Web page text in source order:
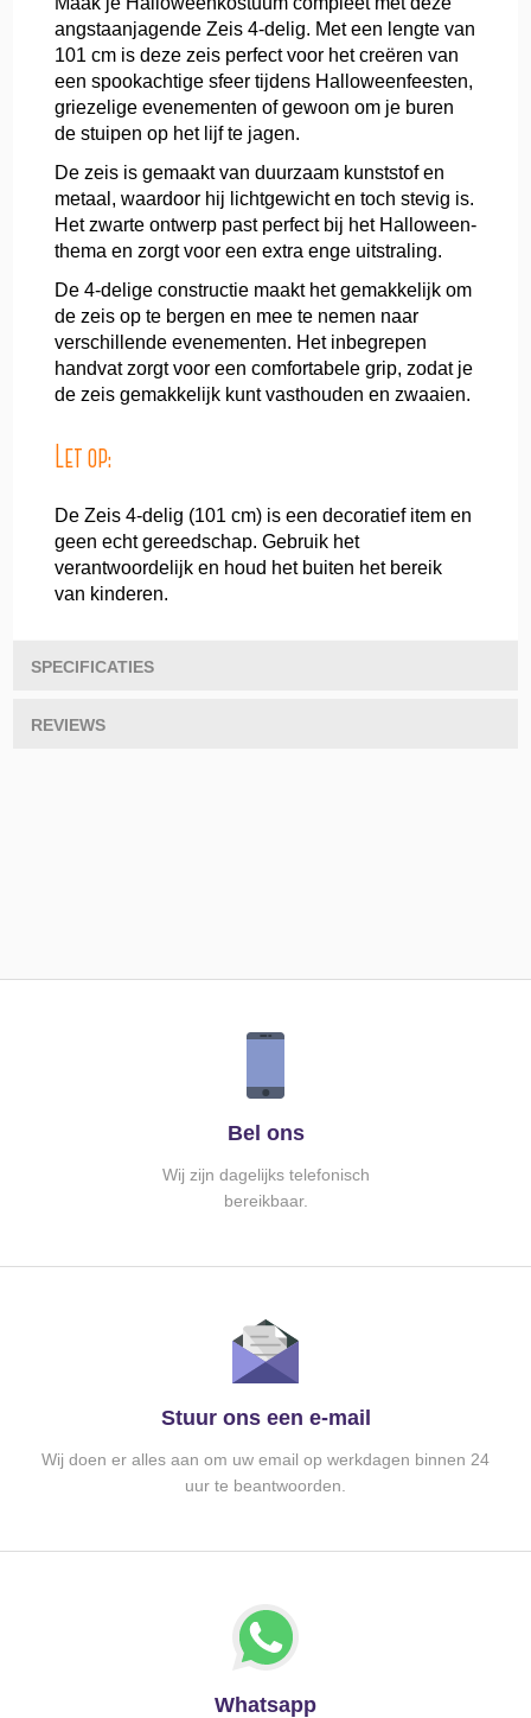
angstaanjagende Zeis 4-delig. Met een lengte van
101 cm is deze zeis perfect voor het creëren van
een spookachtige sfeer tijdens Halloweenfeesten,
griezelige evenementen of gewoon om je buren
de stuipen op het lijf te jagen.
De zeis is gemaakt van duurzaam kunststof en
metaal, waardoor hij lichtgewicht en toch stevig is.
Het zwarte ontwerp past perfect bij het Halloween-
thema en zorgt voor een extra enge uitstraling.
De 4-delige constructie maakt het gemakkelijk om
de zeis op te bergen en mee te nemen naar
verschillende evenementen. Het inbegrepen
handvat zorgt voor een comfortabele grip, zodat je
de zeis gemakkelijk kunt vasthouden en zwaaien.
Let op:
De Zeis 4-delig (101 cm) is een decoratief item en
geen echt gereedschap. Gebruik het
verantwoordelijk en houd het buiten het bereik
van kinderen.
SPECIFICATIES
REVIEWS
Bel ons
Wij zijn dagelijks telefonisch
bereikbaar.
Stuur ons een e-mail
Wij doen er alles aan om uw email op werkdagen binnen 24
uur te beantwoorden.
Whatsapp